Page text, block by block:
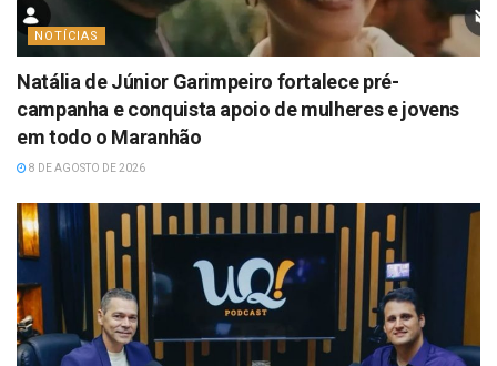
NOTÍCIAS
Natália de Júnior Garimpeiro fortalece pré-
campanha e conquista apoio de mulheres e jovens
em todo o Maranhão
8 DE AGOSTO DE 2026